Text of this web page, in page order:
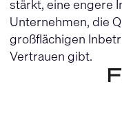
stärkt, eine engere
Unternehmen, die
großflächigen
Vertrauen gibt.